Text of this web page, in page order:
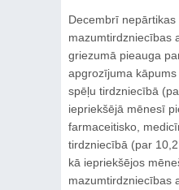
Decembrī nepārtikas
mazumtirdzniecības
griezumā pieauga
apgrozījuma
spēļu tirdzniecībā
iepriekšējā mēnesī
farmaceitisko,
tirdzniecībā (par
kā iepriekšējos
mazumtirdzniecības